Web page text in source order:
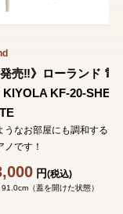
発売‼️》ローランド 電
KIYOLA KF-20-
うなお部屋にも調和するデ
ノです！
円(税込)
（蓋を開けた状態）